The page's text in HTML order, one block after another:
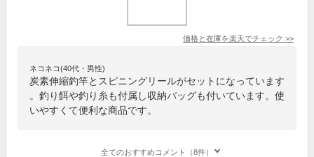
価格と在庫を楽天でチェック >>
ネコネコ(40代・男性)
炭素伸縮釣竿とスピニングリールがセットになっています
。釣り餌や釣り糸も付属し収納バッグも付いています。使
いやすくて便利な商品です。
全てのおすすめコメント（8件）